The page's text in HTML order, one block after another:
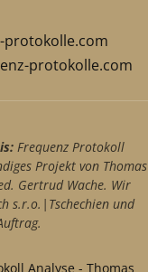
protokolle.com
protokolle.com
Frequenz Protokoll
Projekt von Thomas
Gertrud Wache. Wir
s.r.o.|Tschechien und
Analyse - Thomas